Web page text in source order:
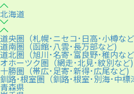
北海道
道央圏（札幌･ニセコ･日高･小樽な
道南圏（函館･八雲･長万部など)
道北圏（旭川･名寄･富良野･稚内な
オホーツク圏（網走･北見･紋別など)
十勝圏（帯広･足寄･新得･広尾など)
釧路･根室圏（釧路･根室･別海･中標
青森県